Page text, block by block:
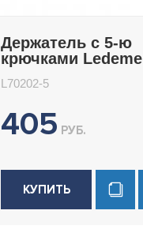
Держатель с 5-ю
крючками Ledeme
L70202-5
405 РУБ.
КУПИТЬ